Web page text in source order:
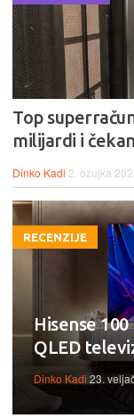
Top
milijardi i
Dinko Kadi 2. ožujka
RECENZIJE
Hisense
QLED
Dinko Kadi 23.